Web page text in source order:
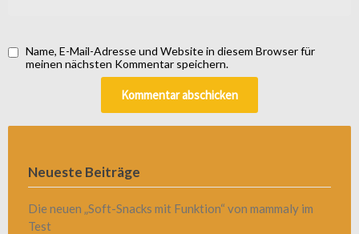
Name, E-Mail-Adresse und Website in diesem Browser für
meinen nächsten Kommentar speichern.
Neueste Beiträge
Die neuen „Soft-Snacks mit Funktion“ von mammaly im
Test